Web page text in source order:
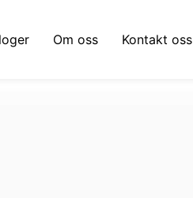
Om oss Kontakt oss